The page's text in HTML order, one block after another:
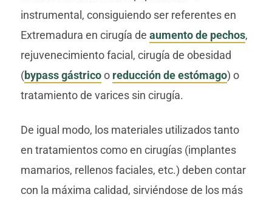
instrumental, consiguiendo ser referentes en
Extremadura en cirugía de aumento de pechos,
rejuvenecimiento facial, cirugía de obesidad
(bypass gástricoo reducción de estómago) o
tratamiento de varices sin cirugía.
De igual modo, los materiales utilizados tanto
en tratamientos como en cirugías (implantes
mamarios, rellenos faciales, etc.) deben contar
con la máxima calidad, sirviéndose de los más